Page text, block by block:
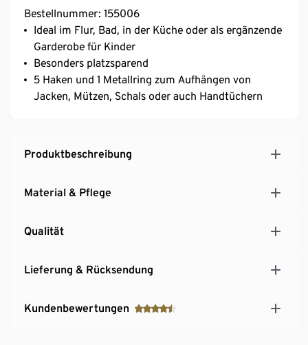
Bestellnummer: 155006
Ideal im Flur, Bad, in der Küche oder als ergänzende
Garderobe für Kinder
Besonders platzsparend
5 Haken und 1 Metallring zum Aufhängen von
Jacken, Mützen, Schals oder auch Handtüchern
Produktbeschreibung
Material & Pflege
Qualität
Lieferung & Rücksendung
Kundenbewertungen